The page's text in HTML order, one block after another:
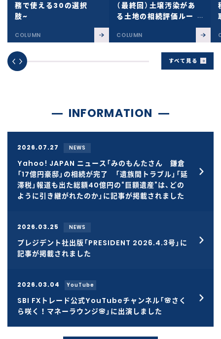
務で使える30の選択
肢~
COLUMN
（最終回）土壌汚染があ
る土地の相続評価ルー
COLUMN
すべて見る
INFORMATION
2026.07.27 NEWS
Yahoo! JAPAN ニュース「みのもんたさん 鎌倉
「17億円豪邸」の相続が完了 「遺族間トラブル」「延
滞税」報道も出た総額40億円の“巨額遺産”は、どの
ように引き継がれたのか」に記事が掲載されました
2026.03.25 NEWS
プレジデント社出版「PRESIDENT 2026.4.3号」に
記事が掲載されました
2026.03.04 YouTube
SBI FXトレード公式YouTubeチャンネル「🌸さく
ら咲く！マネーラウンジ🌸」に出演しました